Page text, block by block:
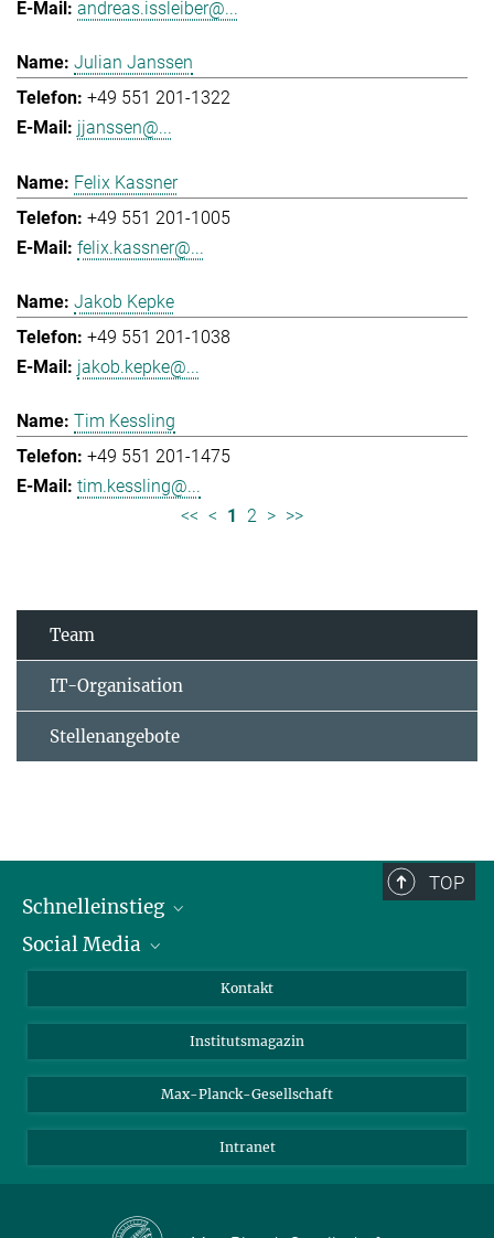
andreas.issleiber@...
Julian Janssen
+49 551 201-1322
jjanssen@...
Felix Kassner
+49 551 201-1005
felix.kassner@...
Jakob Kepke
+49 551 201-1038
jakob.kepke@...
Tim Kessling
+49 551 201-1475
tim.kessling@...
<< < 1 2 > >>
Team
IT-Organisation
Stellenangebote
TOP
Schnelleinstieg
Alumni
Fördernde
Schulen
Studierende
Social Media
Bluesky
Facebook
YouTube
Kontakt
Institutsmagazin
Max-Planck-Gesellschaft
Intranet